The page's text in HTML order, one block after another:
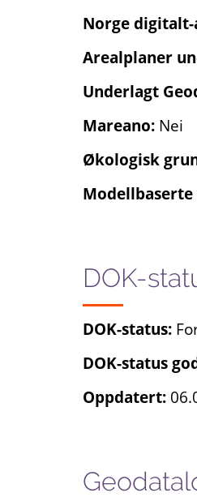
Norge
Arealplaner
Underlagt
Mareano: Nei
Økologisk
DOK-
DOK-status:
DOK-status
Oppdatert: